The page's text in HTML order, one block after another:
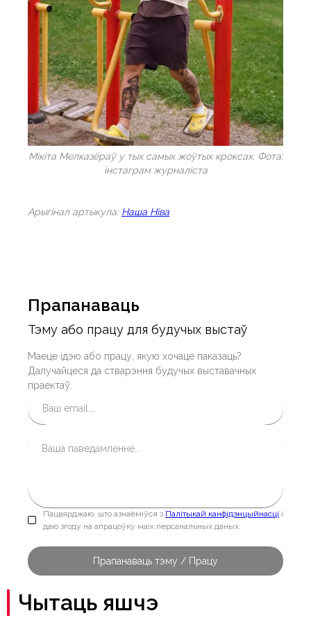
Мікіта Мелказёраў у тых самых жоўтых кроксах. Фота:
інстаграм журналіста
Арыгiнал артыкула: Наша Нiва
Прапанаваць
Тэму або працу для будучых выстаў
Маеце ідэю або працу, якую хочаце паказаць?
Далучайцеся да стварэння будучых выставачных
праектаў.
Пацвярджаю, што азнаёміўся з Палітыкай канфідэнцыйнасці і
даю згоду на апрацоўку маіх персанальных даных.
Чытаць яшчэ